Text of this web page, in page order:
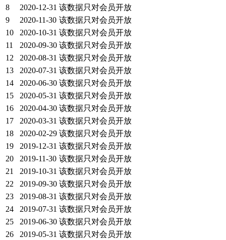
8
2020-12-31 该数据只对会员开放
9
2020-11-30 该数据只对会员开放
10
2020-10-31 该数据只对会员开放
11
2020-09-30 该数据只对会员开放
12
2020-08-31 该数据只对会员开放
13
2020-07-31 该数据只对会员开放
14
2020-06-30 该数据只对会员开放
15
2020-05-31 该数据只对会员开放
16
2020-04-30 该数据只对会员开放
17
2020-03-31 该数据只对会员开放
18
2020-02-29 该数据只对会员开放
19
2019-12-31 该数据只对会员开放
20
2019-11-30 该数据只对会员开放
21
2019-10-31 该数据只对会员开放
22
2019-09-30 该数据只对会员开放
23
2019-08-31 该数据只对会员开放
24
2019-07-31 该数据只对会员开放
25
2019-06-30 该数据只对会员开放
26
2019-05-31 该数据只对会员开放